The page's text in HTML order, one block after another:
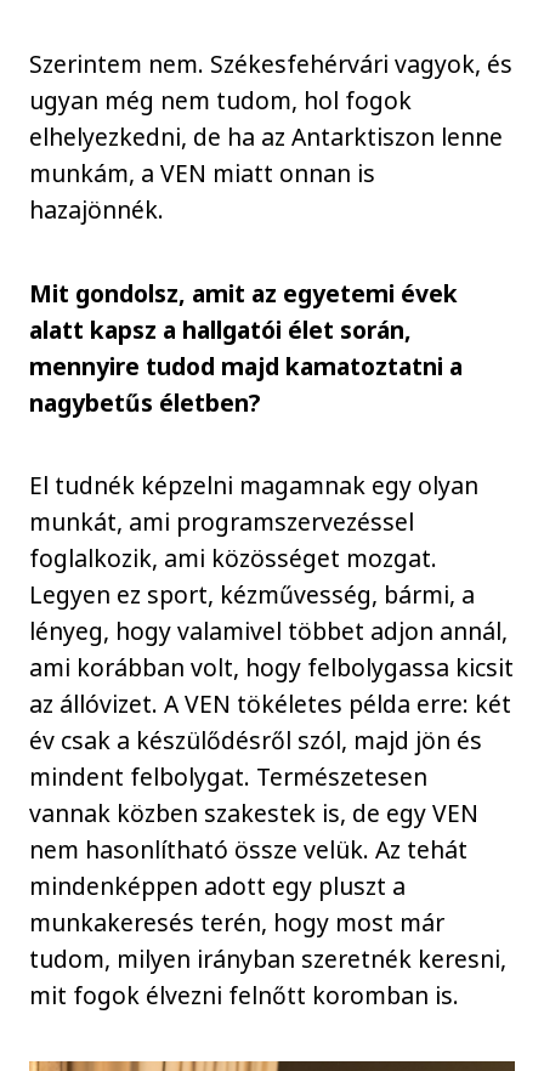
Szerintem nem. Székesfehérvári vagyok, és
ugyan még nem tudom, hol fogok
elhelyezkedni, de ha az Antarktiszon lenne
munkám, a VEN miatt onnan is
hazajönnék.
Mit gondolsz, amit az egyetemi évek
alatt kapsz a hallgatói élet során,
mennyire tudod majd kamatoztatni a
nagybetűs életben?
El tudnék képzelni magamnak egy olyan
munkát, ami programszervezéssel
foglalkozik, ami közösséget mozgat.
Legyen ez sport, kézművesség, bármi, a
lényeg, hogy valamivel többet adjon annál,
ami korábban volt, hogy felbolygassa kicsit
az állóvizet. A VEN tökéletes példa erre: két
év csak a készülődésről szól, majd jön és
mindent felbolygat. Természetesen
vannak közben szakestek is, de egy VEN
nem hasonlítható össze velük. Az tehát
mindenképpen adott egy pluszt a
munkakeresés terén, hogy most már
tudom, milyen irányban szeretnék keresni,
mit fogok élvezni felnőtt koromban is.